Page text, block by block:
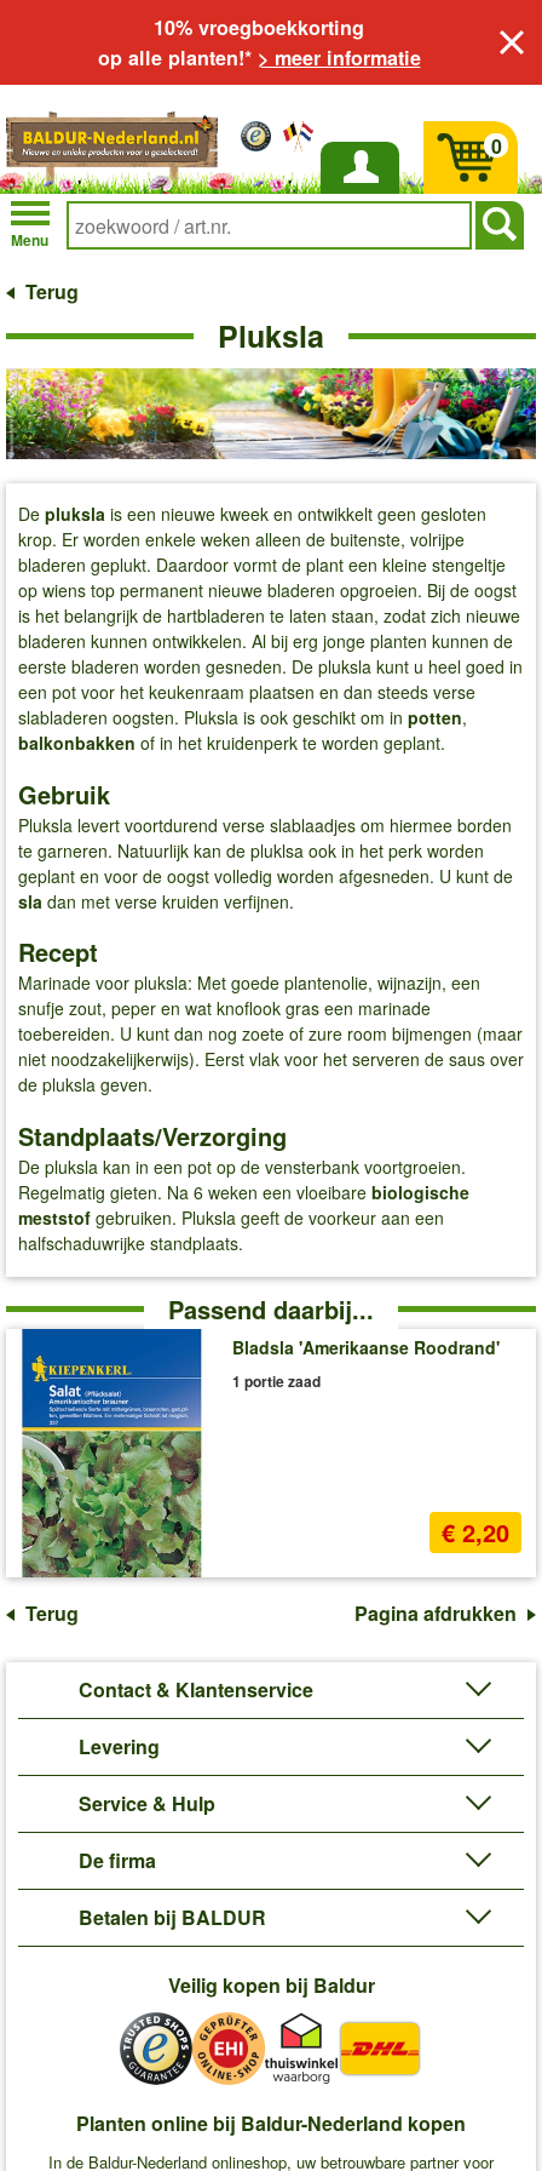
10% vroegboekkorting
op alle planten!* > meer informatie
Inloggen
Menu
0
Terug
Pluksla
De pluksla is een nieuwe kweek en ontwikkelt geen gesloten
krop. Er worden enkele weken alleen de buitenste, volrijpe
bladeren geplukt. Daardoor vormt de plant een kleine stengeltje
op wiens top permanent nieuwe bladeren opgroeien. Bij de oogst
is het belangrijk de hartbladeren te laten staan, zodat zich nieuwe
bladeren kunnen ontwikkelen. Al bij erg jonge planten kunnen de
eerste bladeren worden gesneden. De pluksla kunt u heel goed in
een pot voor het keukenraam plaatsen en dan steeds verse
slabladeren oogsten. Pluksla is ook geschikt om in potten,
balkonbakken of in het kruidenperk te worden geplant.
Gebruik
Pluksla levert voortdurend verse slablaadjes om hiermee borden
te garneren. Natuurlijk kan de pluklsa ook in het perk worden
geplant en voor de oogst volledig worden afgesneden. U kunt de
sla dan met verse kruiden verfijnen.
Recept
Marinade voor pluksla: Met goede plantenolie, wijnazijn, een
snufje zout, peper en wat knoflook gras een marinade
toebereiden. U kunt dan nog zoete of zure room bijmengen (maar
niet noodzakelijkerwijs). Eerst vlak voor het serveren de saus over
de pluksla geven.
Standplaats/Verzorging
De pluksla kan in een pot op de vensterbank voortgroeien.
Regelmatig gieten. Na 6 weken een vloeibare biologische
meststof gebruiken. Pluksla geeft de voorkeur aan een
halfschaduwrijke standplaats.
Passend daarbij...
Bladsla 'Amerikaanse Roodrand'
1 portie zaad
€ 2,20
Terug Pagina afdrukken
Contact & Klantenservice
Levering
Service & Hulp
De firma
Betalen bij BALDUR
Veilig kopen bij Baldur
Planten online bij Baldur-Nederland kopen
In de Baldur-Nederland onlineshop, uw betrouwbare partner voor